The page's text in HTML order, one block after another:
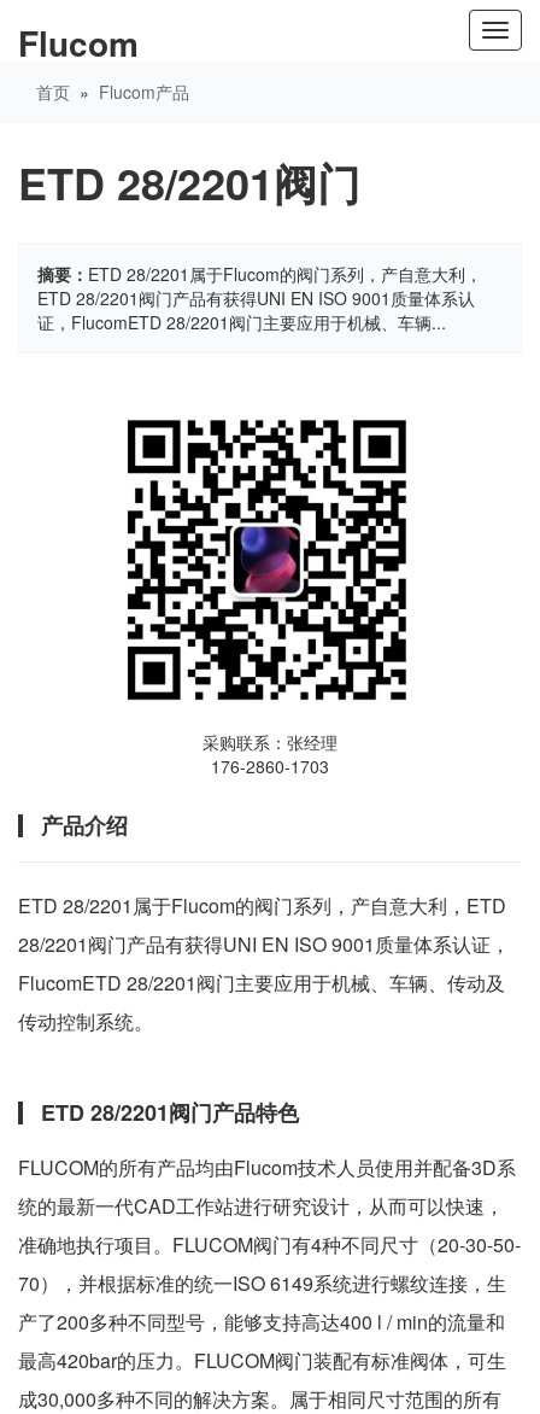
Flucom
首页 » Flucom产品
ETD 28/2201阀门
摘要： ETD 28/2201属于Flucom的阀门系列，产自意大利，
ETD 28/2201阀门产品有获得UNI EN ISO 9001质量体系认
证，FlucomETD 28/2201阀门主要应用于机械、车辆...
采购联系：张经理
176-2860-1703
产品介绍
ETD 28/2201属于Flucom的阀门系列，产自意大利，ETD
28/2201阀门产品有获得UNI EN ISO 9001质量体系认证，
FlucomETD 28/2201阀门主要应用于机械、车辆、传动及
传动控制系统。
ETD 28/2201阀门产品特色
FLUCOM的所有产品均由Flucom技术人员使用并配备3D系
统的最新一代CAD工作站进行研究设计，从而可以快速，
准确地执行项目。FLUCOM阀门有4种不同尺寸（20-30-50-
70），并根据标准的统一ISO 6149系统进行螺纹连接，生
产了200多种不同型号，能够支持高达400 l / min的流量和
最高420bar的压力。FLUCOM阀门装配有标准阀体，可生
成30,000多种不同的解决方案。属于相同尺寸范围的所有